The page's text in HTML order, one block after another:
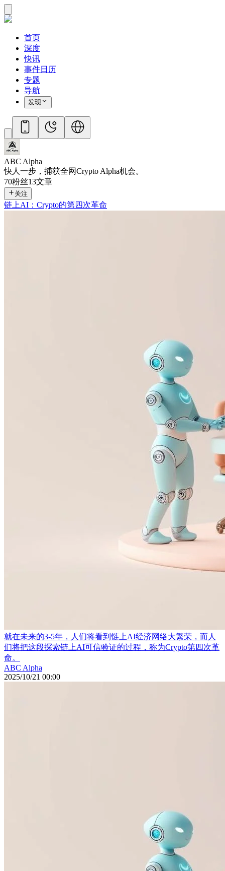
首页
深度
快讯
事件日历
专题
导航
发现
ABC Alpha
快人一步，捕获全网Crypto Alpha机会。
70粉丝13文章
关注
链上AI：Crypto的第四次革命
就在未来的3-5年，人们将看到链上AI经济网络大繁荣，而人
们将把这段探索链上AI可信验证的过程，称为Crypto第四次革
命。
ABC Alpha
2025/10/21 00:00